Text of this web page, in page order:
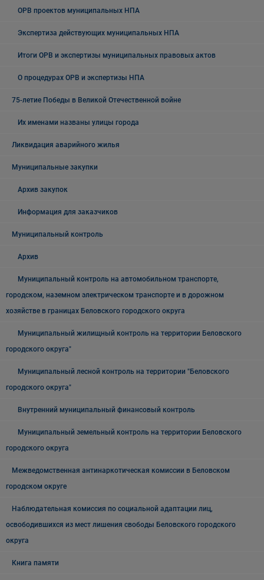
ОРВ проектов муниципальных НПА
Экспертиза действующих муниципальных НПА
Итоги ОРВ и экспертизы муниципальных правовых актов
О процедурах ОРВ и экспертизы НПА
75-летие Победы в Великой Отечественной войне
Их именами названы улицы города
Ликвидация аварийного жилья
Муниципальные закупки
Архив закупок
Информация для заказчиков
Муниципальный контроль
Архив
Муниципальный контроль на автомобильном транспорте,
городском, наземном электрическом транспорте и в дорожном
хозяйстве в границах Беловского городского округа
Муниципальный жилищный контроль на территории Беловского
городского округа"
Муниципальный лесной контроль на территории "Беловского
городского округа"
Внутренний муниципальный финансовый контроль
Муниципальный земельный контроль на территории Беловского
городского округа
Межведомственная антинаркотическая комиссии в Беловском
городском округе
Наблюдательная комиссия по социальной адаптации лиц,
освободившихся из мест лишения свободы Беловского городского
округа
Книга памяти